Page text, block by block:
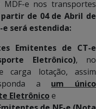
MDF-e nos transportes
partir de 04 de Abril de
e será estendida:
Emitentes de CT-e
Eletrônico), no
carga lotação, assim
a um único
Eletrônicoe